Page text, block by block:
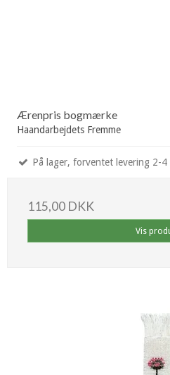
Ærenpris bogmærke
Haandarbejdets Fremme
På lager, forventet levering 2-4
115,00 DKK
Vis